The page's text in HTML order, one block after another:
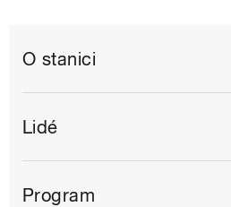
O stanici
Lidé
Program